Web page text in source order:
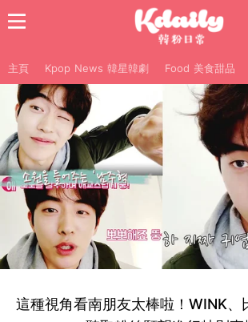
主頁 Kpop News 韓星韓劇 Food 美食甜品
這種視角看南朋友太棒啦！WINK、